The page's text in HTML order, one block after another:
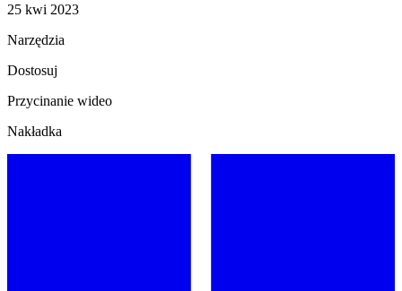
25 kwi 2023
Narzędzia
Dostosuj
Przycinanie wideo
Nakładka